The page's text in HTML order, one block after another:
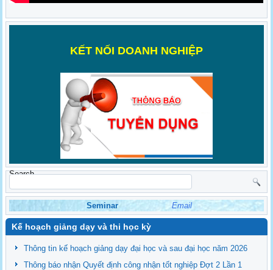
KẾT NỐI DOANH NGHIỆP
Search
Seminar Email
Kế hoạch giảng dạy và thi học kỳ
Thông tin kế hoạch giảng dạy đại học và sau đại học năm 2026
Thông báo nhận Quyết định công nhận tốt nghiệp Đợt 2 Lần 1